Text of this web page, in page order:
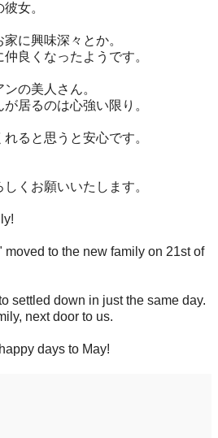
女。
に興味深々とか。
良くなったようです。
の美人さん。
居るのは心強い限り。
ると思うと安心です。
くお願いいたします。
moved to the new family on 21st of
settled down in just the same day.
next door to us.
days to May!